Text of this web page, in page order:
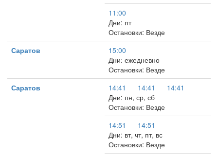
11:00
Дни: пт
Остановки: Везде
Саратов
15:00
Дни: ежедневно
Остановки: Везде
Саратов
14:41 14:41
14:41
Дни: пн, ср, сб
Остановки: Везде
14:51
14:51
Дни: вт, чт, пт, вс
Остановки: Везде